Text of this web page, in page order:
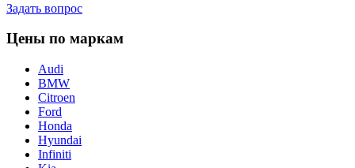
Задать вопрос
Цены по маркам
Audi
BMW
Citroen
Ford
Honda
Hyundai
Infiniti